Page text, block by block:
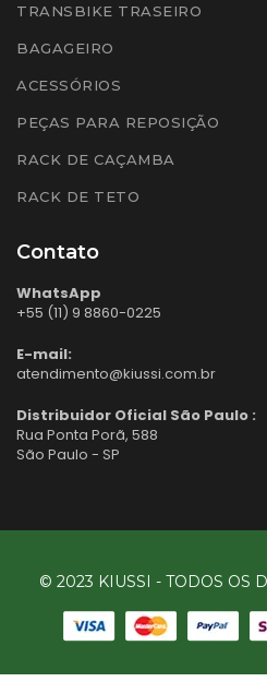
TRANSBIKE TRASEIRO
BAGAGEIRO
ACESSÓRIOS
PEÇAS PARA REPOSIÇÃO
RACK DE CAÇAMBA
RACK DE TETO
Contato
WhatsApp
+55 (11) 9 8860-0225
E-mail:
atendimento@kiussi.com.br
Distribuidor Oficial São Paulo :
Rua Ponta Porã, 588
São Paulo - SP
© 2023 KIUSSI - TODOS OS